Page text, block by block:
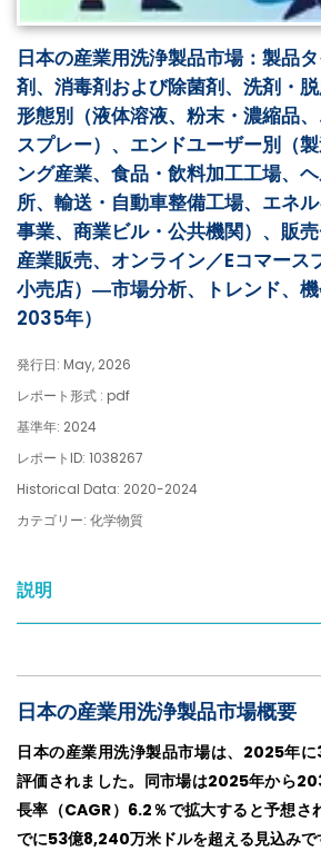
日本の産業用洗浄製品市場：製品
剤、消毒剤および除菌剤、洗剤・脱
形態別（液体溶液、粉末・濃縮品
スプレー）、エンドユーザー別（
ング産業、食品・飲料加工工場、
所、輸送・自動車整備工場、エネ
事業、商業ビル・公共機関）、販
産業販売、オンライン／Eコマース
小売店）―市場分析、トレンド、
2035年）
発行日: May, 2026
レポート形式 : pdf
基準年: 2024
レポートID: 1038267
Historical Data: 2020-2024
カテゴリー: 化学物質
説明
日本の産業用洗浄製品市場概要
日本の産業用洗浄製品市場は、2025年
評価されました。同市場は2025年から
長率（CAGR）6.2％で拡大すると予想さ
でに53億8,240万米ドルを超える見込みで